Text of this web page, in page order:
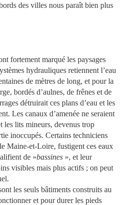
des villes nous paraît bien plus
fortement marqué les paysages
hydrauliques retiennent l’eau
de mètres de long, et pour la
bordés d’aulnes, de frênes et de
détruirait ces plans d’eau et les
Les canaux d’amenée ne seraient
les lits mineurs, devenus trop
inoccupés. Certains techniciens
Maine-et-Loire, fustigent ces eaux
de »bassines », et leur
visibles mais plus actifs ; on peut
les seuls bâtiments construits au
et pour durer les pieds